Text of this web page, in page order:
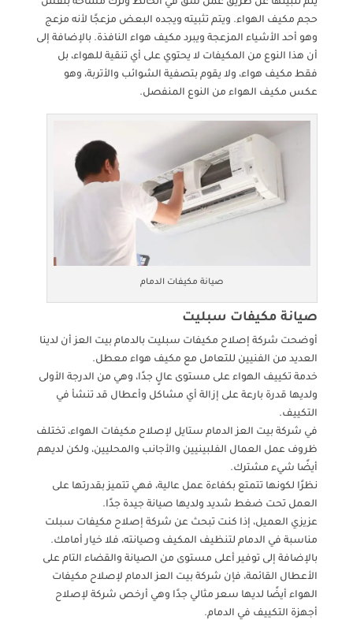
يتم تثبيتها عن طريق عمل شق في الحائط وترك مساحة بنفس
حجم مكيف الهواء. ويتم تثبيته ويجده البعض مزعجًا لأنه مزعج
وهو أحد الأشياء المزعجة ويبرد مكيف هواء النافذة. بالإضافة إلى
أن هذا النوع من المكيفات لا يحتوي على أي تنقية للهواء، بل
فقط مكيف هواء، ولا يقوم بتصفية الشوائب والأتربة، وهو
عكس مكيف الهواء من النوع المنفصل.
صيانة مكيفات الدمام
صيانة مكيفات سبليت
أوضحت شركة إصلاح مكيفات سبليت بالدمام بيت العز أن لدينا
العديد من الفنيين للتعامل مع مكيف هواء معطل.
خدمة تكييف الهواء على مستوى عالٍ جدًا، وهي من الدرجة الأولى
ولديها قدرة بارعة على إزالة أي مشاكل وأعطال قد تنشأ في
التكييف.
في شركة بيت العز الدمام ستايل لإصلاح مكيفات الهواء، تختلف
ظروف عمل العمال الفلبينيين والأجانب والمحليين، ولكن لديهم
أيضًا شيء مشترك.
نظرًا لكونها تتمتع بكفاءة عمل عالية، فهي تتميز بقدرتها على
العمل تحت ضغط شديد ولديها صيانة جيدة جدًا.
عزيزي العميل، إذا كنت تبحث عن شركة إصلاح مكيفات سبلت
مناسبة في الدمام لتنظيف المكيف وصيانته، فلا خيار أمامك.
بالإضافة إلى توفير أعلى مستوى من الصيانة والقضاء التام على
الأعطال القائمة، فإن شركة بيت العز الدمام لإصلاح مكيفات
الهواء أيضًا لديها سعر مثالي جدًا وهي أرخص شركة لإصلاح
أجهزة التكييف في الدمام.